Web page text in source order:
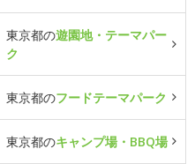
東京都の遊園地・テーマパー
ク
東京都のフードテーマパーク
東京都のキャンプ場・BBQ場